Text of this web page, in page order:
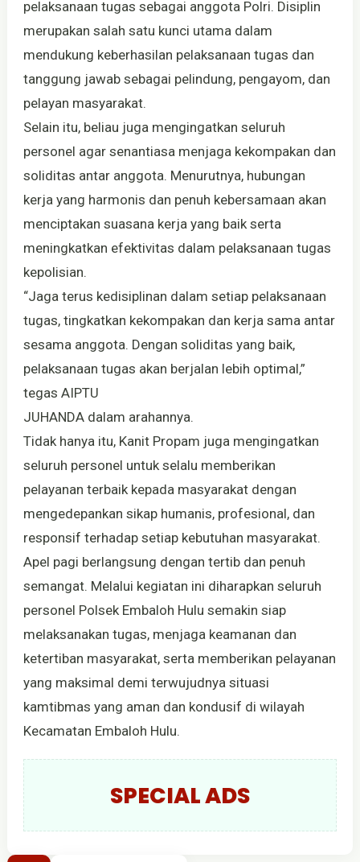
pelaksanaan tugas sebagai anggota Polri. Disiplin
merupakan salah satu kunci utama dalam
mendukung keberhasilan pelaksanaan tugas dan
tanggung jawab sebagai pelindung, pengayom, dan
pelayan masyarakat.
Selain itu, beliau juga mengingatkan seluruh
personel agar senantiasa menjaga kekompakan dan
soliditas antar anggota. Menurutnya, hubungan
kerja yang harmonis dan penuh kebersamaan akan
menciptakan suasana kerja yang baik serta
meningkatkan efektivitas dalam pelaksanaan tugas
kepolisian.
“Jaga terus kedisiplinan dalam setiap pelaksanaan
tugas, tingkatkan kekompakan dan kerja sama antar
sesama anggota. Dengan soliditas yang baik,
pelaksanaan tugas akan berjalan lebih optimal,”
tegas AIPTU
JUHANDA dalam arahannya.
Tidak hanya itu, Kanit Propam juga mengingatkan
seluruh personel untuk selalu memberikan
pelayanan terbaik kepada masyarakat dengan
mengedepankan sikap humanis, profesional, dan
responsif terhadap setiap kebutuhan masyarakat.
Apel pagi berlangsung dengan tertib dan penuh
semangat. Melalui kegiatan ini diharapkan seluruh
personel Polsek Embaloh Hulu semakin siap
melaksanakan tugas, menjaga keamanan dan
ketertiban masyarakat, serta memberikan pelayanan
yang maksimal demi terwujudnya situasi
kamtibmas yang aman dan kondusif di wilayah
Kecamatan Embaloh Hulu.
SPECIAL ADS